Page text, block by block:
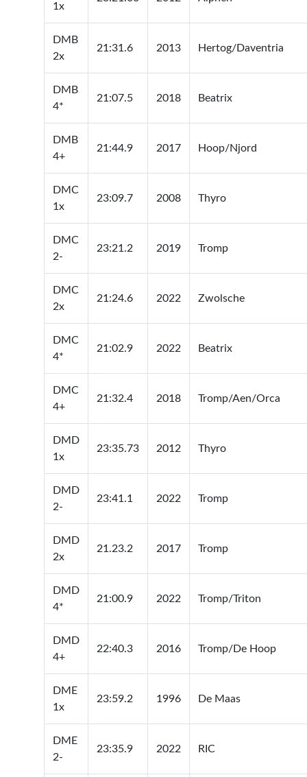
1x
DMB
2x
21:31.6 2013 Hertog/Daventria
DMB
4*
21:07.5 2018 Beatrix
DMB
4+
21:44.9 2017 Hoop/Njord
DMC
1x
23:09.7 2008 Thyro
DMC
2-
23:21.2 2019 Tromp
DMC
2x
21:24.6 2022 Zwolsche
DMC
4*
21:02.9 2022 Beatrix
DMC
4+
21:32.4 2018 Tromp/Aen/Orca
DMD
1x
23:35.73 2012 Thyro
DMD
2-
23:41.1 2022 Tromp
DMD
2x
21.23.2 2017 Tromp
DMD
4*
21:00.9 2022 Tromp/Triton
DMD
4+
22:40.3 2016 Tromp/De Hoop
DME
1x
23:59.2 1996 De Maas
DME
2-
23:35.9 2022 RIC